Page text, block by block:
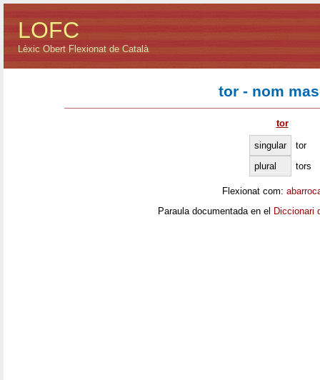
LOFC
Lèxic Obert Flexionat de Català
tor - nom
tor
singular
tor
plural
tors
Flexionat com:
Paraula documentada en el Diccionari